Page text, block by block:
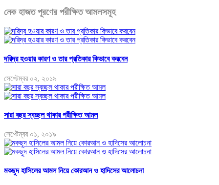
নেক হাজত পূরণের পরীক্ষিত আমলসমূহ
দরিদ্র হওয়ার কারণ ও তার প্রতিকার কিভাবে করবেন
সেপ্টেম্বর ০২, ২০১৯
সারা বছর স্বচ্ছল থাকার পরীক্ষিত আমল
সেপ্টেম্বর ০১, ২০১৯
মকছুদ হাসিলের আমল নিয়ে কোরআন ও হাদিসের আলোচনা